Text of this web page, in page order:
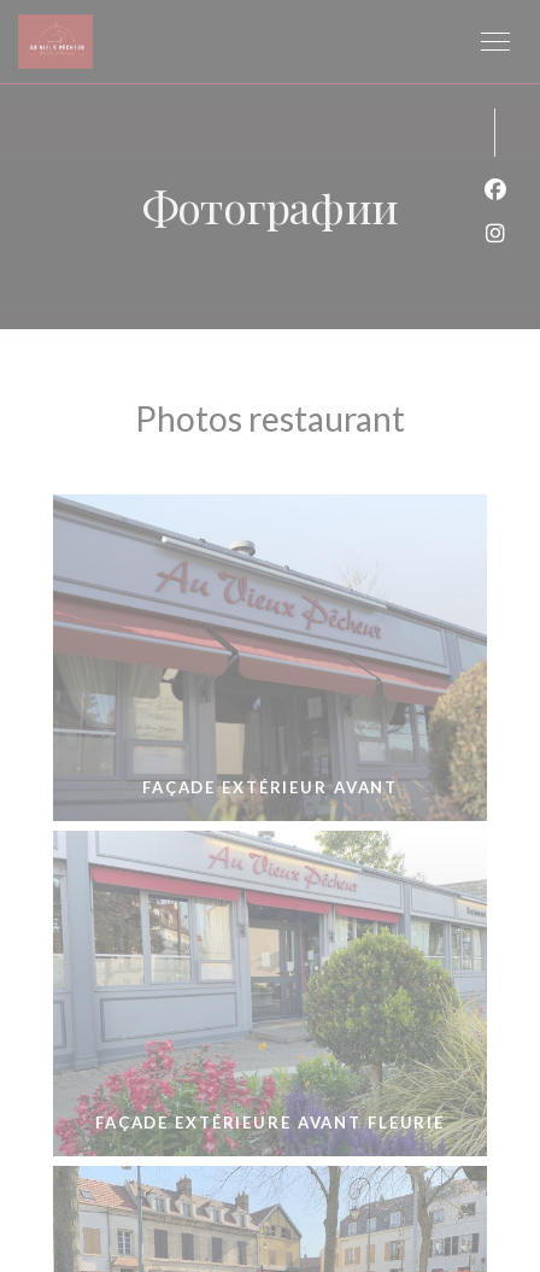
Панель управления cookies
Фотографии
Photos restaurant
FAÇADE EXTÉRIEUR AVANT
FAÇADE EXTÉRIEURE AVANT FLEURIE